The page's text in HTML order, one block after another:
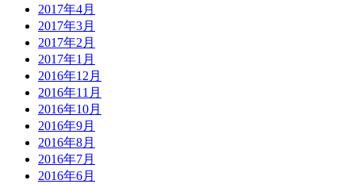
2017年4月
2017年3月
2017年2月
2017年1月
2016年12月
2016年11月
2016年10月
2016年9月
2016年8月
2016年7月
2016年6月